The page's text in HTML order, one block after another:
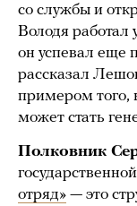
со службы и
Володя работал
он успевал еще
рассказал
примером того,
может стать
Полковник
отряд» — это